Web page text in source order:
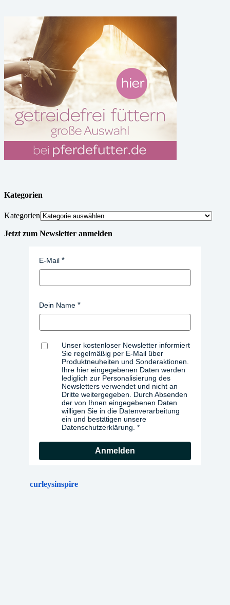
Kategorien
Kategorien
Jetzt zum Newsletter anmelden
E-Mail
Dein Name
Unser kostenloser Newsletter informiert
Sie regelmäßig per E-Mail über
Produktneuheiten und Sonderaktionen.
Ihre hier eingegebenen Daten werden
lediglich zur Personalisierung des
Newsletters verwendet und nicht an
Dritte weitergegeben. Durch Absenden
der von Ihnen eingegebenen Daten
willigen Sie in die Datenverarbeitung
ein und bestätigen unsere
Datenschutzerklärung.
Anmelden
curleysinspire